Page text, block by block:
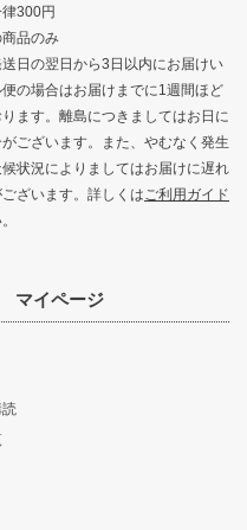
300円
品のみ
日の翌日から3日以内にお届けい
の場合はお届けまでに1週間ほど
ます。離島につきましてはお日に
ございます。また、やむなく発生
状況によりましてはお届けに遅れ
ざいます。詳しくはご利用ガイド
マイページ
読